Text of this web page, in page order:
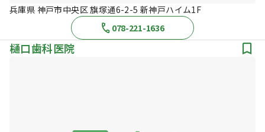
兵庫県 神戸市中央区 旗塚通6-2-5 新神戸ハイム1F
078-221-1636
樋口歯科医院